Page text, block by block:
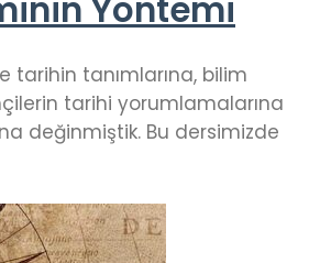
Yöntemi
tarihin tanımlarına, bilim
tarihi yorumlamalarına
değinmiştik. Bu dersimizde